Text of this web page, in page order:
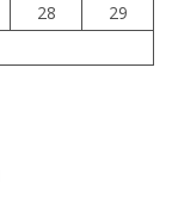
28
29